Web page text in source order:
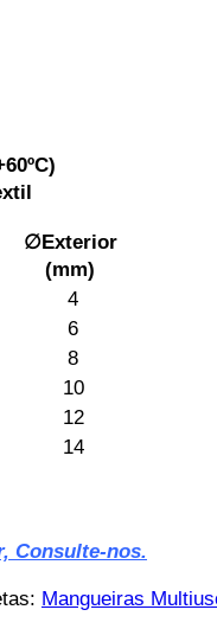
∅Exterior
(mm)
4
6
8
10
12
14
Consulte-nos.
Mangueiras